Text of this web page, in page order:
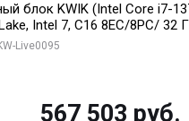
блок KWIK (Intel Core i7-
Intel 7, C16 8EC/8PC/ 32
Afox RTX4090 24GB GDDR6X
Live0095
567 503 руб.